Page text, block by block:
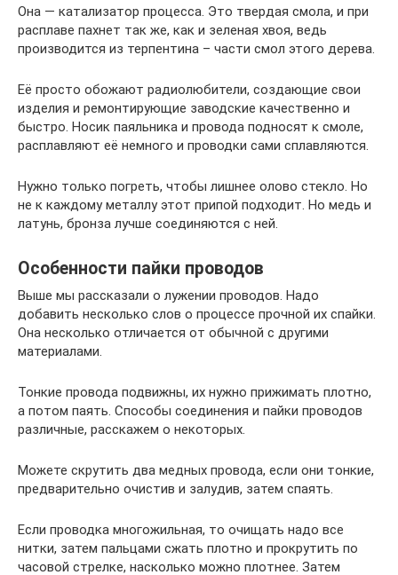
Она — катализатор процесса. Это твердая смола, и при
расплаве пахнет так же, как и зеленая хвоя, ведь
производится из терпентина – части смол этого дерева.
Её просто обожают радиолюбители, создающие свои
изделия и ремонтирующие заводские качественно и
быстро. Носик паяльника и провода подносят к смоле,
расплавляют её немного и проводки сами сплавляются.
Нужно только погреть, чтобы лишнее олово стекло. Но
не к каждому металлу этот припой подходит. Но медь и
латунь, бронза лучше соединяются с ней.
Особенности пайки проводов
Выше мы рассказали о лужении проводов. Надо
добавить несколько слов о процессе прочной их спайки.
Она несколько отличается от обычной с другими
материалами.
Тонкие провода подвижны, их нужно прижимать плотно,
а потом паять. Способы соединения и пайки проводов
различные, расскажем о некоторых.
Можете скрутить два медных провода, если они тонкие,
предварительно очистив и залудив, затем спаять.
Если проводка многожильная, то очищать надо все
нитки, затем пальцами сжать плотно и прокрутить по
часовой стрелке, насколько можно плотнее. Затем